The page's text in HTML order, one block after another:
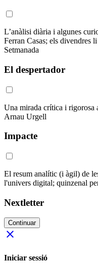
L’anàlisi diària i algunes
Ferran Casas; els divendres
Setmanada
El despertador
Una mirada crítica i rigorosa
Arnau Urgell
Impacte
El resum analític (i àgil) de
l'univers digital; quinzenal
Nextletter
Continuar
close
Iniciar sessió